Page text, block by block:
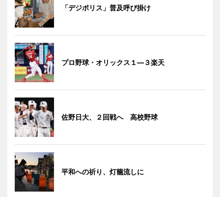
「デジポリス」普及呼び掛け
プロ野球・オリックス１―３楽天
佐野日大、２回戦へ 高校野球
平和への祈り、灯籠流しに